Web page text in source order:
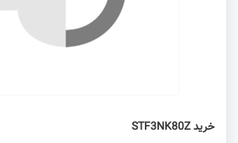
خرید STF3NK80Z